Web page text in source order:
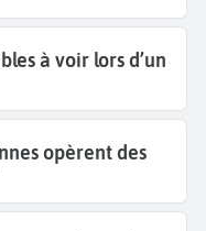
à voir lors d’un
opèrent des